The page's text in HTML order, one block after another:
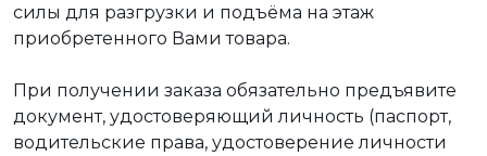
силы для разгрузки и подъёма на этаж
приобретенного Вами товара.
При получении заказа обязательно предъявите
документ, удостоверяющий личность (паспорт,
водительские права, удостоверение личности